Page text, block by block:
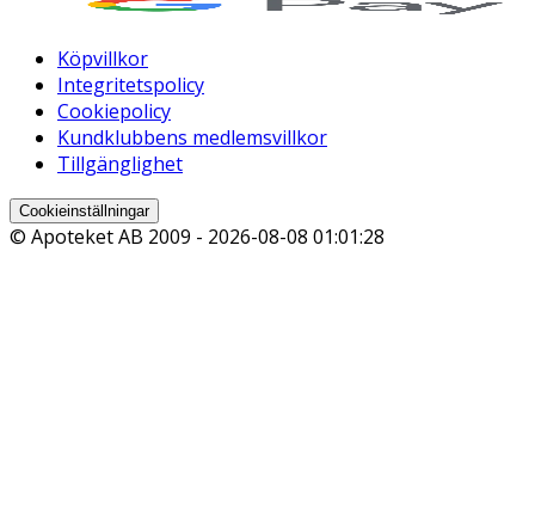
Köpvillkor
Integritetspolicy
Cookiepolicy
Kundklubbens medlemsvillkor
Tillgänglighet
Cookieinställningar
© Apoteket AB 2009 - 2026-08-08 01:01:28